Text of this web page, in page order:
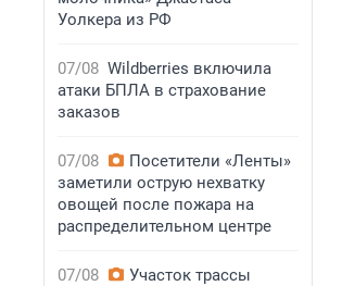
Уолкера из РФ
07/08 Wildberries включила
атаки БПЛА в страхование
заказов
07/08
Посетители «Ленты»
заметили острую нехватку
овощей после пожара на
распределительном центре
07/08
Участок трассы